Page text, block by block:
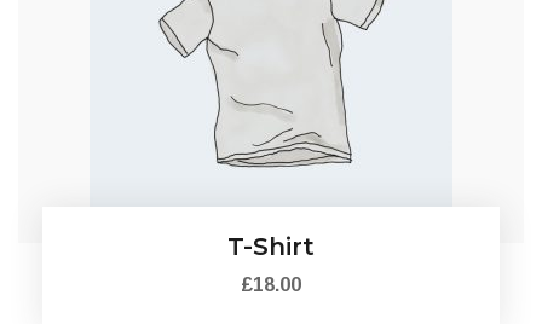
T-Shirt
£18.00